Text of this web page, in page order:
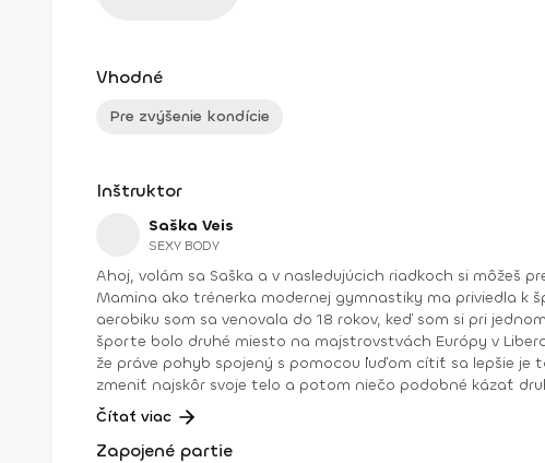
Vhodné
Pre zvýšenie kondície
Inštruktor
Saška Veis
SEXY BODY
Ahoj, volám sa Saška a v nasledujúcich riadkoch si môžeš prečítať o mojej práci, ktorú naozaj zbožňujem. V šiestich rokoch som sa začala venovať športovému aerobiku.
Mamina ako trénerka modernej gymnastiky ma priviedla k
aerobiku som sa venovala do 18 rokov, keď som si pri
športe bolo druhé miesto na majstrovstvách Európy v Liberci v kategórii step aerobik. V roku 2009 som sa stala
že práve pohyb spojený s pomocou ľuďom cítiť sa lepšie je
zmeniť najskôr svoje telo a potom niečo podobné kázať
ja som sa dostala až na súťažné pódiá. Pevne verím, že práve pomocou mojich hodín na Fitshakeri sa ti podarí zhodiť nielen prebytočné kilá, ale vyformuješ si aj postavu,
po ktorej túžiš. Pamätaj: „Fitnes nie je chvíľkový stav dodržiavania zdravej životosprávy a diét, fitnes je životný štýl!" Dosiahnuté vzdelanie: Miss aerobik junior Slovenskej
republiky 2008 Oficiálny inštruktor Zumba basic, Zumba basic 2, Zumbatomic Osobná trénerka vo fitnescentre (SAKST) Poradca športovej výživy Inštruktor TRX Súťažiaca
Čítať viac
Zapojené partie